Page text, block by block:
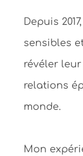
Depuis
sensibles
révéler
relations
monde.
Mon